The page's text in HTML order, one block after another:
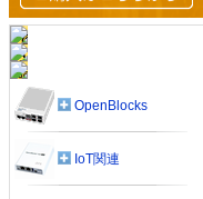
OpenBlocks
IoT関連